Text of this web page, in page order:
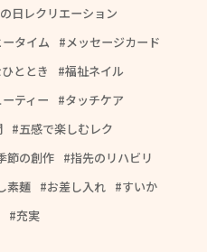
日レクリエーション
タイム
メッセージカード
ととき
福祉ネイル
ティー
タッチケア
五感で楽しむレク
節の創作
指先のリハビリ
素麺 お差し入れ
すいか
充実